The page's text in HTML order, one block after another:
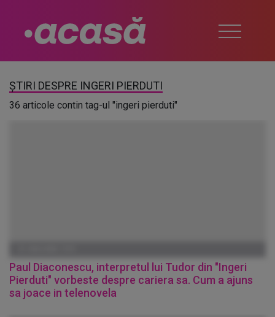
ȘTIRI DESPRE INGERI PIERDUTI
36 articole contin tag-ul "ingeri pierduti"
Paul Diaconescu, interpretul lui Tudor din "Ingeri
Pierduti" vorbeste despre cariera sa. Cum a ajuns
sa joace in telenovela